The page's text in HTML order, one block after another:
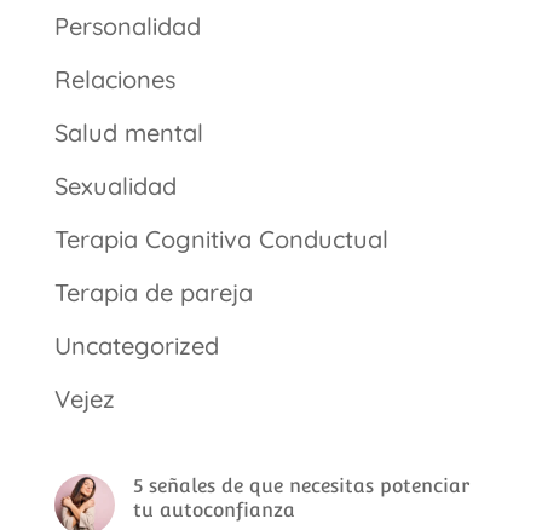
Personalidad
Relaciones
Salud mental
Sexualidad
Terapia Cognitiva Conductual
Terapia de pareja
Uncategorized
Vejez
5 señales de que necesitas potenciar
tu autoconfianza